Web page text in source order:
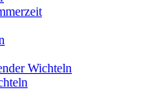
Wichteln